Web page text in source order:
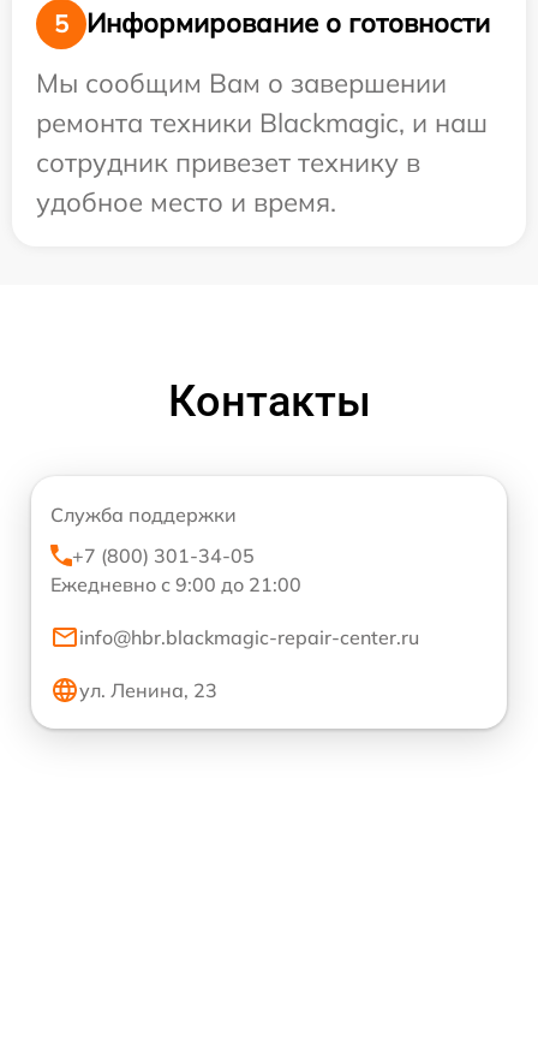
5
Информирование о готовности
Мы сообщим Вам о завершении
ремонта техники Blackmagic, и наш
сотрудник привезет технику в
удобное место и время.
Контакты
Служба поддержки
+7 (800) 301-34-05
Ежедневно с 9:00 до 21:00
info@hbr.blackmagic-repair-center.ru
ул. Ленина, 23